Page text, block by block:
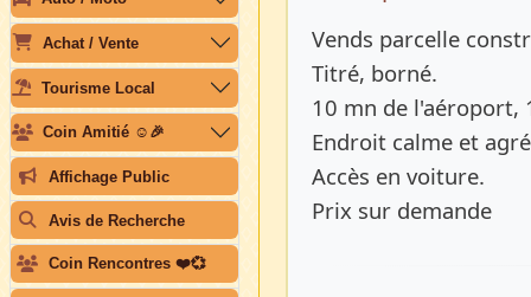
Achat / Vente
Tourisme Local
Coin Amitié ☺️🎉
Affichage Public
Avis de Recherche
Coin Rencontres ❤️💞
Vends parcelle
Titré, borné.
10 mn de l'aéroport,
Endroit calme et
Accès en voiture.
Prix sur demande